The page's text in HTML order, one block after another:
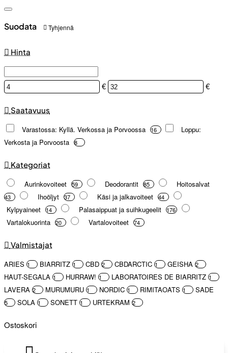
Suodata Tyhjennä
Hinta
€ €
Saatavuus
Varastossa: Kyllä. Verkossa ja Porvoossa
16
Loppu:
Verkosta ja Porvoosta
8
Kategoriat
Aurinkovoiteet
59 Deodorantit 85 Hoitosalvat
43 Ihoöljyt 37 Käsi ja jalkavoiteet 44
Kylpyaineet 14 Palasaippuat ja suihkugeelit 176
Vartalokuorinta 20 Vartalovoiteet 74
Valmistajat
ARIES 1 BIARRITZ 1 CBD 2 CBDARCTIC 1 GEISHA 2
HAUT-SEGALA 1 HURRAW! 1 LABORATOIRES DE BIARRITZ 1
LAVERA 2 MURUMURU 1 NORDIC 1 RIMITAOATS 1 SADE
5 SOLA 1 SONETT 1 URTEKRAM 2
Ostoskori